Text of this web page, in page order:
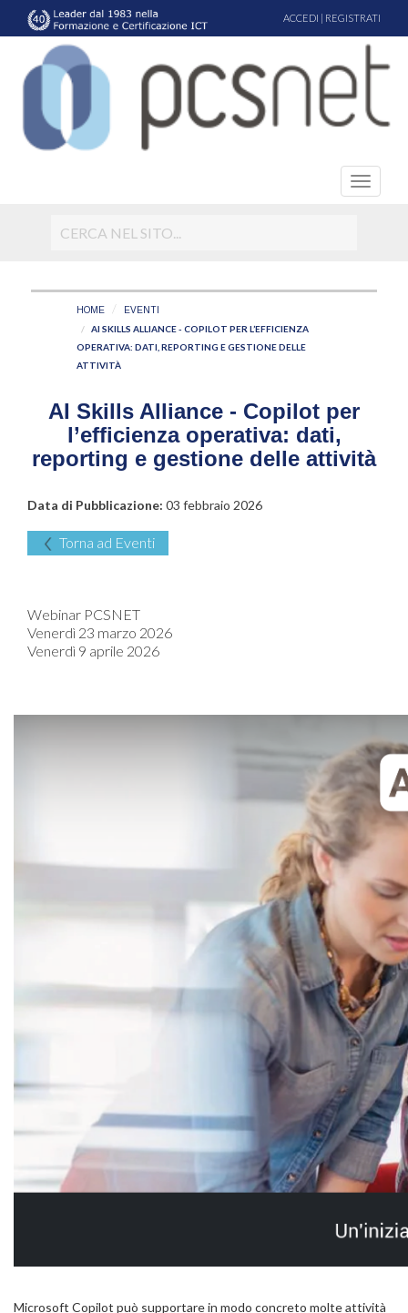
ACCEDI | REGISTRATI
HOME EVENTI
AI SKILLS ALLIANCE - COPILOT PER L’EFFICIENZA
OPERATIVA: DATI, REPORTING E GESTIONE DELLE
ATTIVITÀ
AI Skills Alliance - Copilot per
l’efficienza operativa: dati,
reporting e gestione delle attività
Data di Pubblicazione: 03 febbraio 2026
Torna ad Eventi
Webinar PCSNET
Venerdì 23 marzo 2026
Venerdì 9 aprile 2026
Microsoft Copilot può supportare in modo concreto molte attività